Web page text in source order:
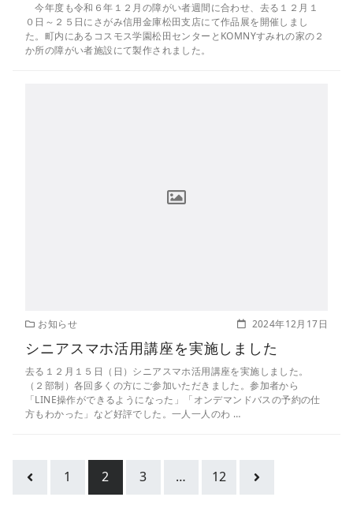
今年度も令和６年１２月の障がい者週間に合わせ、去る１２月１
０日～２５日にさがみ信用金庫松田支店にて作品展を開催しまし
た。町内にあるコスモス学園松田センターとKOMNYすみれの家の２
か所の障がい者施設にて製作されました。
お知らせ 2024年12月17日
シニアスマホ活用講座を実施しました
去る１２月１５日（日）シニアスマホ活用講座を実施しました。
（２部制）各回多くの方にご参加いただきました。参加者から
「LINE操作ができるようになった」「オンデマンドバスの予約の仕
方もわかった」など好評でした。一人一人のわ …
1 2 3 … 12